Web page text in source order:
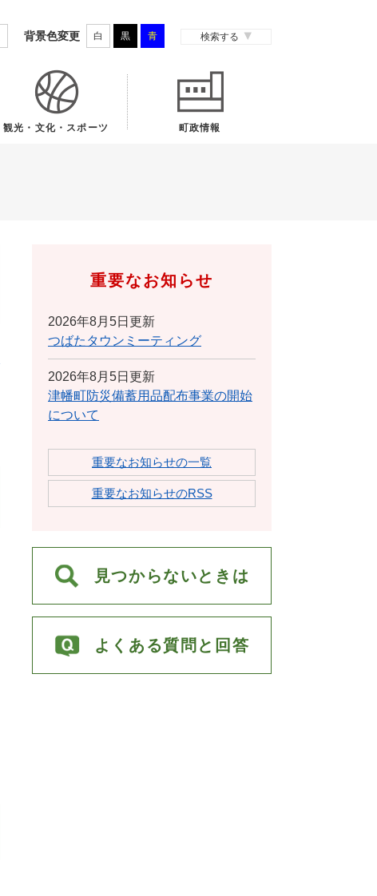
背景色変更 白 黒 青 検索する
観光・文化・スポーツ 町政情報
重要なお知らせ
2026年8月5日更新
つばたタウンミーティング
2026年8月5日更新
津幡町防災備蓄用品配布事業の開始
について
重要なお知らせの一覧
重要なお知らせのRSS
見つからないときは
よくある質問と回答